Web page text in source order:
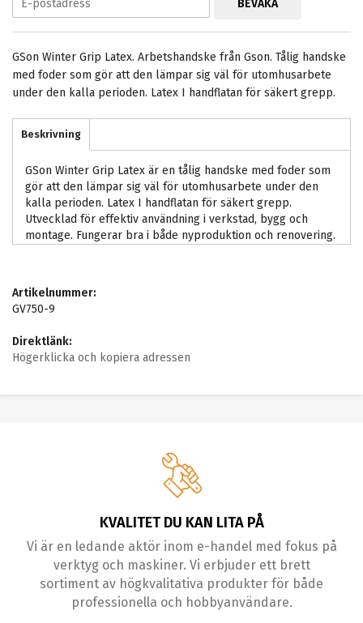
BEVAKA
GSon Winter Grip Latex. Arbetshandske från Gson. Tålig handske
med foder som gör att den lämpar sig väl för utomhusarbete
under den kalla perioden. Latex I handflatan för säkert grepp.
Beskrivning
GSon Winter Grip Latex är en tålig handske med foder som
gör att den lämpar sig väl för utomhusarbete under den
kalla perioden. Latex I handflatan för säkert grepp.
Utvecklad för effektiv användning i verkstad, bygg och
montage. Fungerar bra i både nyproduktion och renovering.
Artikelnummer:
GV750-9
Direktlänk:
Högerklicka och kopiera adressen
KVALITET DU KAN LITA PÅ
Vi är en ledande aktör inom e-handel med fokus på
verktyg och maskiner. Vi erbjuder ett brett
sortiment av högkvalitativa produkter för både
professionella och hobbyanvändare.